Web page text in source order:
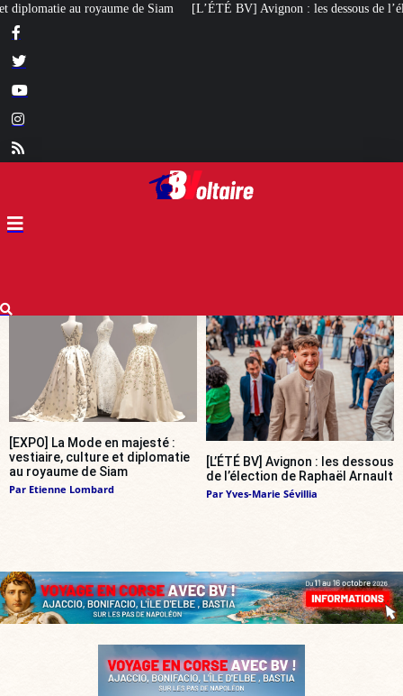
[L’ÉTÉ BV] Avignon : les dessous de l’élection de Raphaël Arnault Un
[EXPO] La Mode en majesté :
vestiaire, culture et diplomatie
au royaume de Siam
Par Etienne Lombard
[L’ÉTÉ BV] Avignon : les dessous
de l’élection de Raphaël Arnault
Par Yves-Marie Sévillia